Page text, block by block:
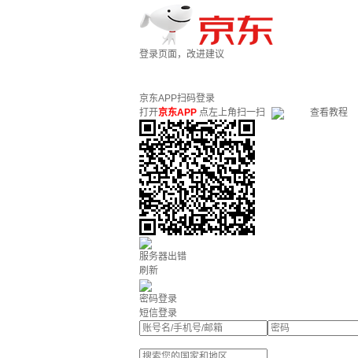
登录页面，改进建议
京东APP扫码登录
打开京东APP 点左上角扫一扫 查看教程
服务器出错
刷新
密码登录
短信登录